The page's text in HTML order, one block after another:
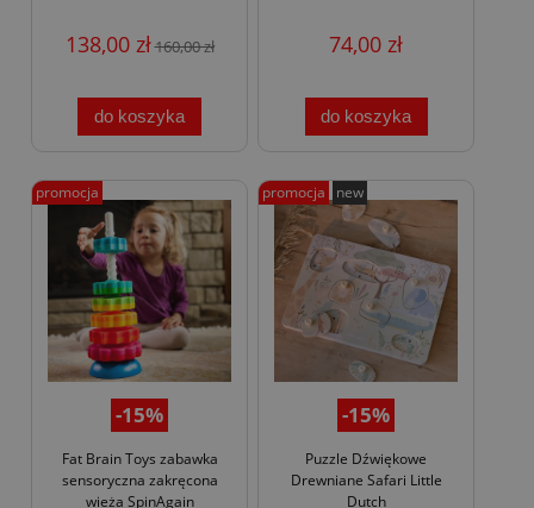
138,00 zł160,00 zł
do koszyka
74,00 zł
do koszyka
-15%
Fat Brain Toys zabawka
sensoryczna zakręcona
wieża SpinAgain
promocja
-15%
Puzzle Dźwiękowe
Drewniane Safari Little
Dutch
promocja new